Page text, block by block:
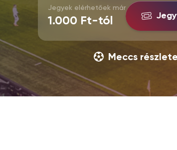
Jegyek elérhetőek már
1.000 Ft-tól
Meccs